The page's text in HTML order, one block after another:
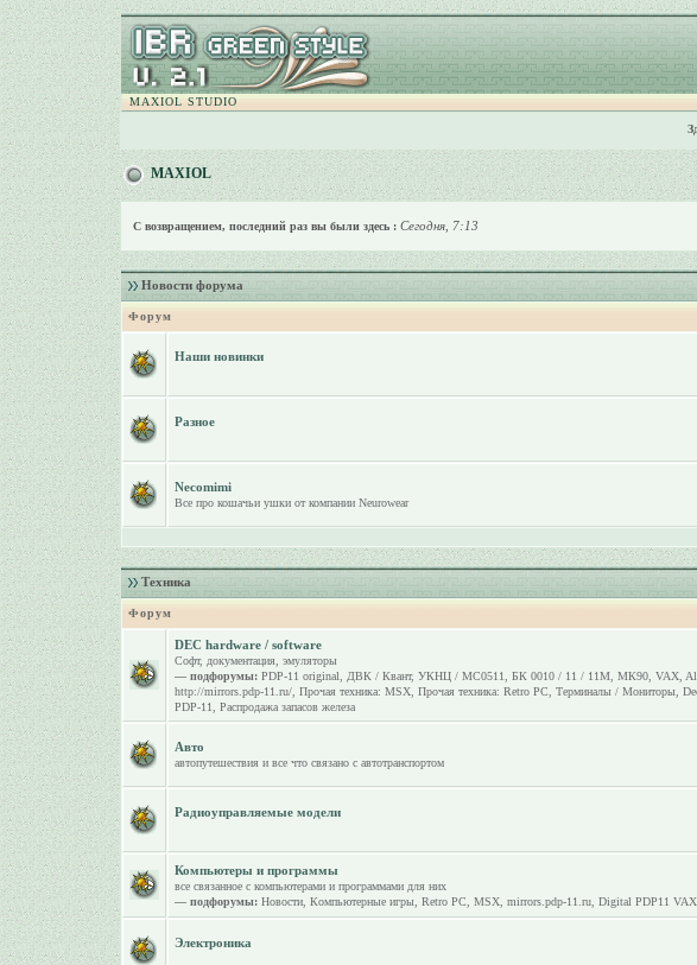
MAXIOL STUDIO
MAXIOL
С возвращением, последний раз вы были здесь : Сегодня, 7:13
Новости форума
Форум
Наши новинки
Разное
Necomimi
Все про кошачьи ушки от компании Neurowear
Техника
Форум
DEC hardware / software
Софт, документация, эмуляторы
— подфорумы: PDP-11 original ДВК / Квант, УКНЦ / МС0511 БК 0010 / 11 / 11M, МК90, VAX,
http://mirrors.pdp-11.ru/, Прочая техника: MSX, Прочая техника: Retro PC Терминалы / Мониторы,
PDP-11
Распродажа запасов железа
Авто
автопутешествия и все что связано с автотранспортом
Радиоуправляемые модели
Компьютеры и программы
все связанное с компьютерами и программами для них
— подфорумы: Новости, Компьютерные игры, Retro PC MSX, mirrors.pdp-11.ru, Digital PDP11
Электроника